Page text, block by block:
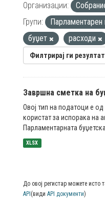
Организации:
Групи:
Парламентарен
буџет
расходи
Филтрирај ги
Завршна сметка на
Овој тип на податоци е
користат за испорака на
Парламентарната
XLSX
До овој регистар можете
API (види API документи)